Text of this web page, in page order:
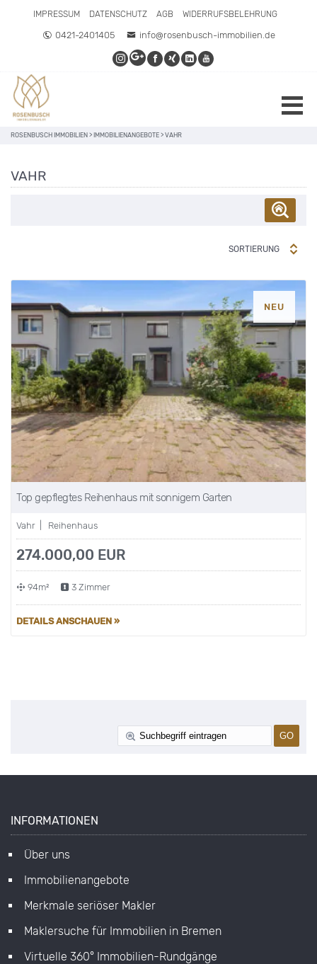
IMPRESSUM DATENSCHUTZ AGB WIDERRUFSBELEHRUNG
0421-2401405 info@rosenbusch-immobilien.de
ROSENBUSCH IMMOBILIEN > IMMOBILIENANGEBOTE > VAHR
VAHR
SORTIERUNG
NEU
Top gepflegtes Reihenhaus mit sonnigem Garten
Vahr | Reihenhaus
274.000,00 EUR
94m² 3 Zimmer
DETAILS ANSCHAUEN »
INFORMATIONEN
Über uns
Immobilienangebote
Merkmale seriöser Makler
Maklersuche für Immobilien in Bremen
Virtuelle 360° Immobilien-Rundgänge